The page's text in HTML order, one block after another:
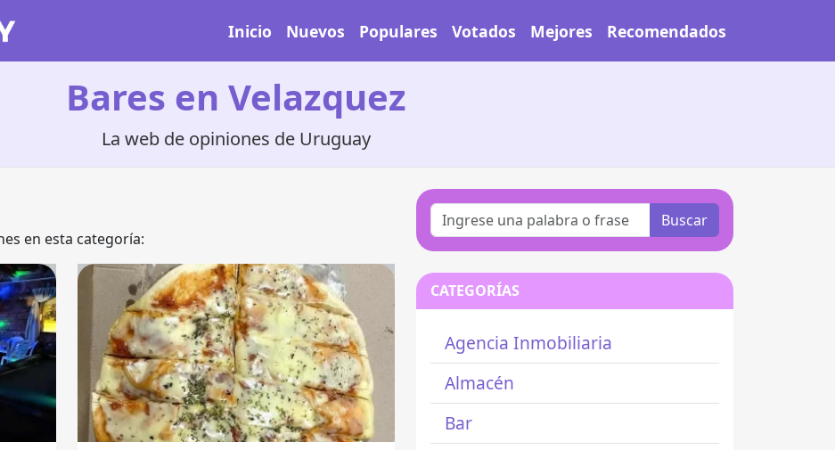
Inicio Nuevos Populares Votados Mejores Recomendados
Bares en Velazquez
La web de opiniones de Uruguay
en esta categoría:
Buscar
CATEGORÍAS
Agencia Inmobiliaria
Almacén
Bar